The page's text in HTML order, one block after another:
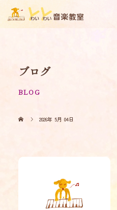
ブログ
BLOG
2026年 5月 04日